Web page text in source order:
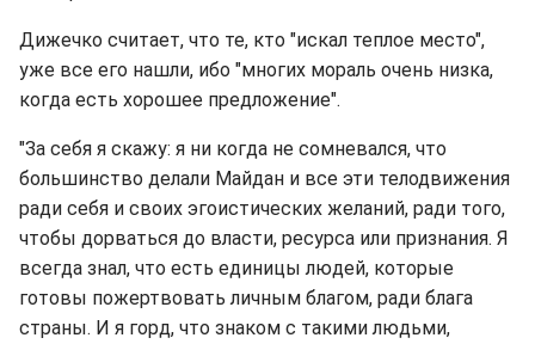
Дижечко считает, что те, кто "искал теплое место",
уже все его нашли, ибо "многих мораль очень низка,
когда есть хорошее предложение".
"За себя я скажу: я ни когда не сомневался, что
большинство делали Майдан и все эти телодвижения
ради себя и своих эгоистических желаний, ради того,
чтобы дорваться до власти, ресурса или признания. Я
всегда знал, что есть единицы людей, которые
готовы пожертвовать личным благом, ради блага
страны. И я горд, что знаком с такими людьми,